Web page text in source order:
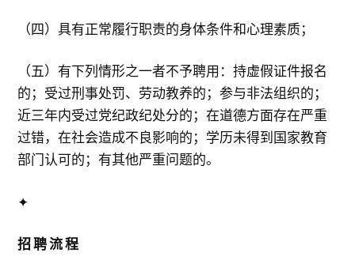
（四）具有正常履行职责的身体条件和心理素质；
（五）有下列情形之一者不予聘用：持虚假证件报名
的；受过刑事处罚、劳动教养的；参与非法组织的；
近三年内受过党纪政纪处分的；在道德方面存在严重
过错，在社会造成不良影响的；学历未得到国家教育
部门认可的；有其他严重问题的。
✦
招 聘 流 程